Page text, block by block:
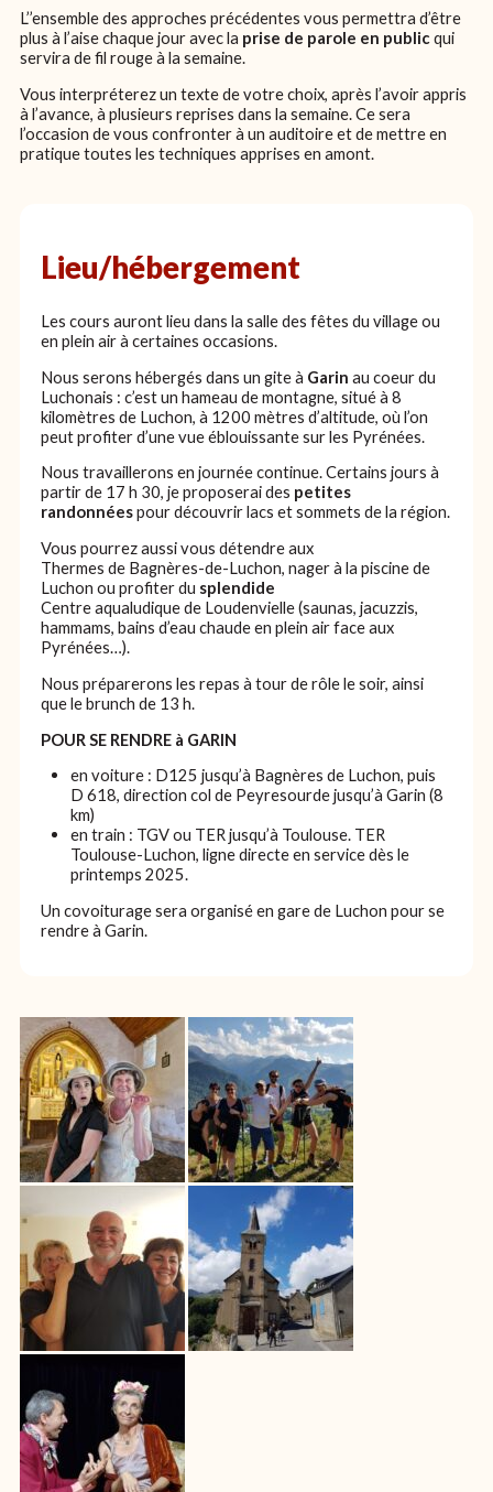
L’’ensemble des approches précédentes vous permettra d’être
plus à l’aise chaque jour avec la prise de parole en publicqui
servira de fil rouge à la semaine.
Vous interpréterez un texte de votre choix, après l’avoir appris
à l’avance, à plusieurs reprises dans la semaine. Ce sera
l’occasion de vous confronter à un auditoire et de mettre en
pratique toutes les techniques apprises en amont.
Lieu/hébergement
Les cours auront lieu dans la salle des fêtes du village ou
en plein air à certaines occasions.
Nous serons hébergés dans un gite à Garin au coeur du
Luchonais : c’est un hameau de montagne, situé à 8
kilomètres de Luchon, à 1200 mètres d’altitude, où l’on
peut profiter d’une vue éblouissante sur les Pyrénées.
Nous travaillerons en journée continue. Certains jours à
partir de 17 h 30, je proposerai des petites
randonnéespour découvrir lacs et sommets de la région.
Vous pourrez aussi vous détendre aux
Thermes de Bagnères-de-Luchon, nager à la piscine de
Luchon ou profiter du splendide
Centre aqualudique de Loudenvielle(saunas, jacuzzis,
hammams, bains d’eau chaude en plein air face aux
Pyrénées…).
Nous préparerons les repas à tour de rôle le soir, ainsi
que le brunch de 13 h.
POUR SE RENDRE à GARIN
en voiture : D125 jusqu’à Bagnères de Luchon, puis
D 618, direction col de Peyresourde jusqu’à Garin (8
km)
en train : TGV ou TER jusqu’à Toulouse. TER
Toulouse-Luchon, ligne directe en service dès le
printemps 2025.
Un covoiturage sera organisé en gare de Luchon pour se
rendre à Garin.